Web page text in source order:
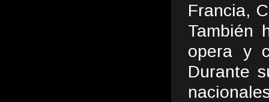
Francia,
También
opera y
Durante